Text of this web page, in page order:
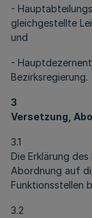
-
gleichgestellte
und
-
Bezirksregierung.
3
Versetzung,
3.1
Die Erklärung
Abordnung auf
Funktionsstellen
3.2